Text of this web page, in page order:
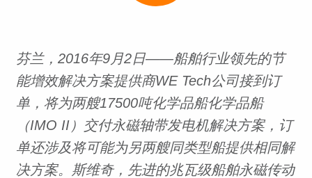
芬兰，2016年9月2日——船舶行业领先的节
能增效解决方案提供商WE Tech公司接到订
单，将为两艘17500吨化学品船化学品船
（IMO II）交付永磁轴带发电机解决方案，订
单还涉及将可能为另两艘同类型船提供相同解
决方案。斯维奇，先进的兆瓦级船舶永磁传动